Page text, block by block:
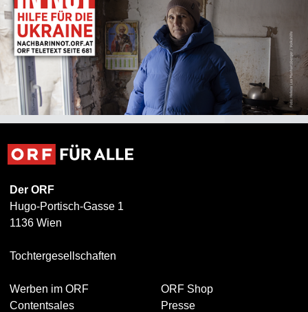
Der ORF
Hugo-Portisch-Gasse 1
1136 Wien
Tochtergesellschaften
Werben im ORF
Contentsales
ORF Shop
Presse